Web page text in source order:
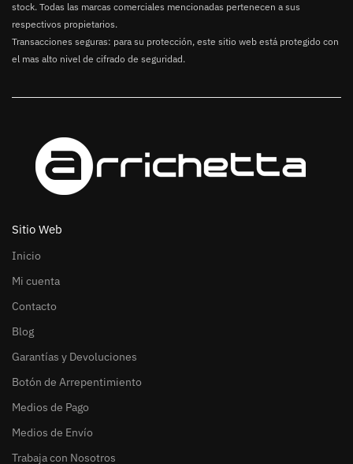
stock. Todas las marcas comerciales mencionadas pertenecen a sus
respectivos propietarios.
Transacciones seguras: para su protección, este sitio web está protegido con
el mas alto nivel de cifrado de seguridad.
Sitio Web
Inicio
Mi cuenta
Contacto
Blog
Garantías y Devoluciones
Botón de Arrepentimiento
Medios de Pago
Medios de Envío
Trabaja con Nosotros